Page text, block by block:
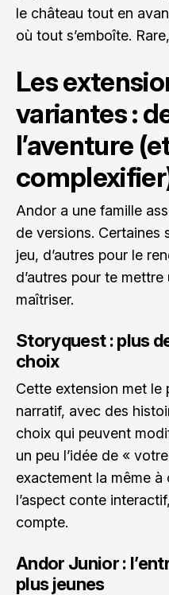
le château tout en
où tout s’emboîte.
Les
variantes :
l’aventure
Andor a une famille
de versions. Certaines
jeu, d’autres pour le
d’autres pour te
maîtriser.
Storyquest : plus
choix
Cette extension met le
narratif, avec des
choix qui peuvent
un peu l’idée de «
exactement la même
l’aspect conte
compte.
Andor Junior :
plus jeunes